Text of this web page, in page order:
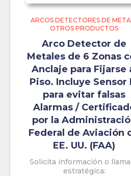
ARCOS DETECTORES DE
OTROS PRODUCTOS
Arco Detector de
Metales de 6 Zonas
Anclaje para Fijarse
Piso. Incluye Sensor
para evitar falsas
Alarmas /
por la
Federal de Aviación
EE. UU. (FAA)
Solicita información o
estratégica: